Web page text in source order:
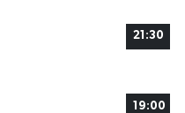
21:30
19:00